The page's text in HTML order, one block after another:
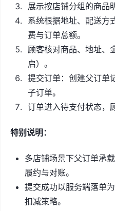
展示按店铺分组的商品
系统根据地址、配送方
费与订单总额。
顾客核对商品、地址、
启）。
提交订单：创建父订单
子订单。
订单进入待支付状态，
特别说明：
多店铺场景下父订单承
履约与对账。
提交成功以服务端落单
扣减策略。